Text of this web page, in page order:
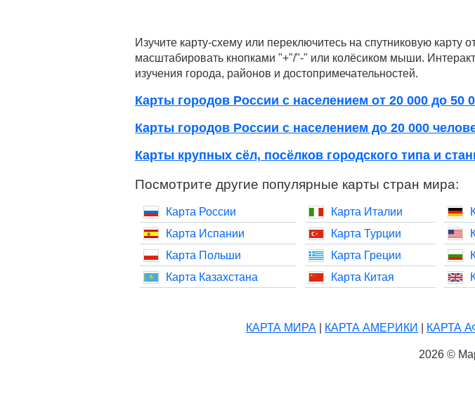
Изучите карту-схему или переключитесь на спутниковую
масштабировать кнопками "+"/"-" или колёсиком мыши.
изучения города, районов и достопримечательностей.
Карты городов России с населением от 20 000 до 50
Карты городов России с населением до 20 000
Карты крупных сёл, посёлков городского типа и
Посмотрите другие популярные карты стран мира:
Карта России Карта Италии
Карта Испании
Карта Турции
Карта Польши
Карта Греции
Карта Казахстана
Карта Китая
КАРТА МИРА КАРТА АМЕРИКИ КАРТА
2026 ©